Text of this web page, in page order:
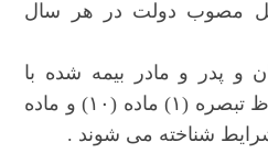
مصوب دولت در هر سال
و پدر و مادر بیمه شده با
رعایت شرایط زیر از لحاظ تبصره (۱) ماده (۱۰) و ماده